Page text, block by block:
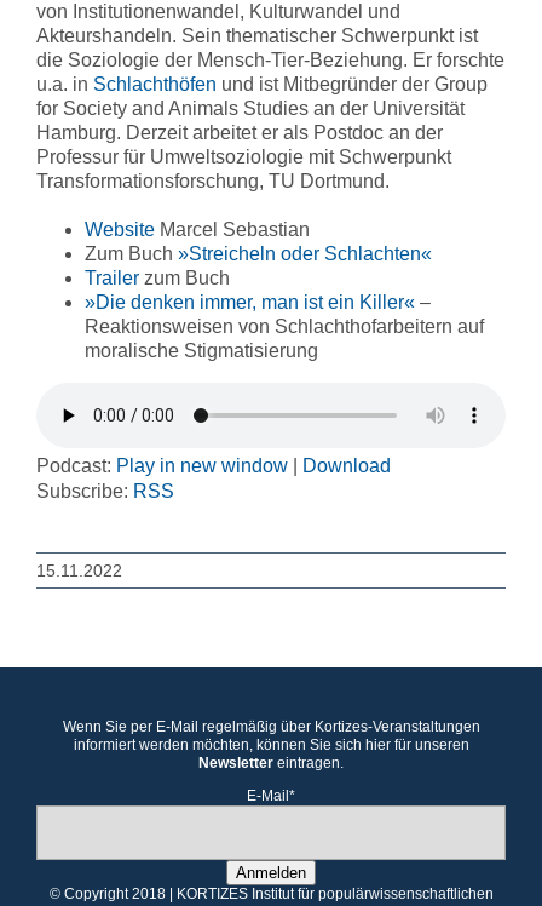
von Institutionenwandel, Kulturwandel und
Akteurshandeln. Sein thematischer Schwerpunkt ist
die Soziologie der Mensch-Tier-Beziehung. Er forschte
u.a. in Schlachthöfen und ist Mitbegründer der Group
for Society and Animals Studies an der Universität
Hamburg. Derzeit arbeitet er als Postdoc an der
Professur für Umweltsoziologie mit Schwerpunkt
Transformationsforschung, TU Dortmund.
Website Marcel Sebastian
Zum Buch »Streicheln oder Schlachten«
Trailer zum Buch
»Die denken immer, man ist ein Killer« –
Reaktionsweisen von Schlachthofarbeitern auf
moralische Stigmatisierung
Podcast: Play in new window
Download
Subscribe: RSS
15.11.2022
Wenn Sie per E-Mail regelmäßig über Kortizes-Veranstaltungen
informiert werden möchten, können Sie sich hier für unseren
Newsletter eintragen.
E-Mail*
Anmelden
© Copyright 2018 | KORTIZES Institut für populärwissenschaftlichen